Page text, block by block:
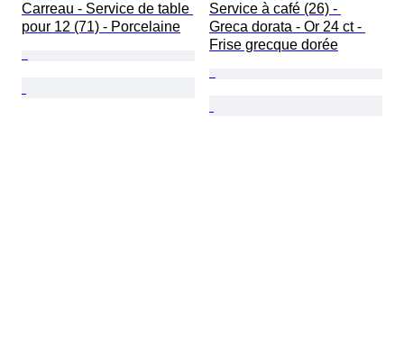
Carreau - Service de table
pour 12 (71) - Porcelaine
Service à café (26) -
Greca dorata - Or 24 ct -
Frise grecque dorée